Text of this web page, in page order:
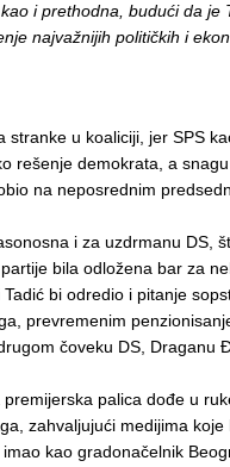
i prethodna, budući da je
najvažnijih političkih i
stranke u koaliciji, jer SPS
rešenje demokrata, a
na neposrednim
i za uzdrmanu DS,
bila odložena bar za
bi odredio i pitanje
prevremenim
čoveku DS, Draganu
palica dođe u
zahvaljujući medijima
kao gradonačelnik